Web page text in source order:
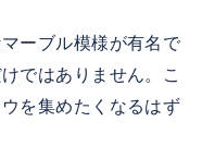
ーブル模様が有名で
ではありません。こ
を集めたくなるはず